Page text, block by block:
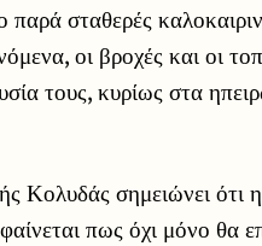
παρά σταθερές
οι βροχές και οι
τους, κυρίως στα
σημειώνει ότι η
πως όχι μόνο θα